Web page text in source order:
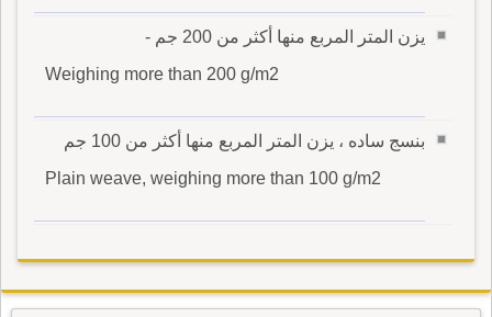
يزن المتر المربع منها أكثر من 200 جم -
Weighing more than 200 g/m2
بنسج ساده ، يزن المتر المربع منها أكثر من 100 جم
Plain weave, weighing more than 100 g/m2